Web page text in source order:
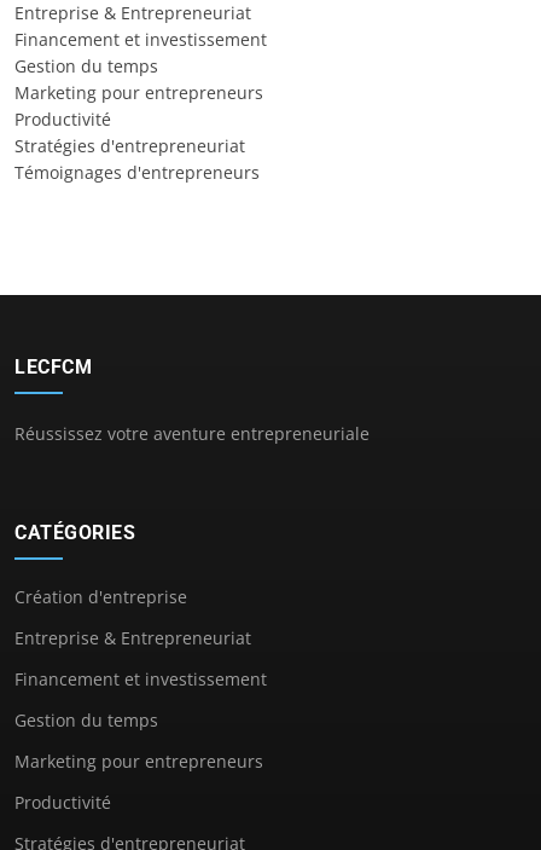
Entreprise & Entrepreneuriat
Financement et investissement
Gestion du temps
Marketing pour entrepreneurs
Productivité
Stratégies d'entrepreneuriat
Témoignages d'entrepreneurs
LECFCM
Réussissez votre aventure entrepreneuriale
CATÉGORIES
Création d'entreprise
Entreprise & Entrepreneuriat
Financement et investissement
Gestion du temps
Marketing pour entrepreneurs
Productivité
Stratégies d'entrepreneuriat